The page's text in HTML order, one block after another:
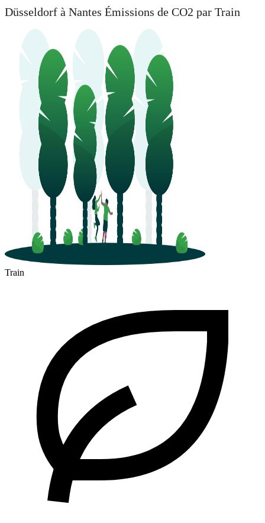
Düsseldorf à Nantes Émissions de CO2 par Train
Train